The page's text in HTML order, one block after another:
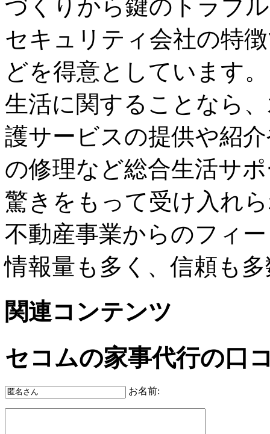
づくりから鍵のトラブ
セキュリティ会社の特
どを得意としています。
生活に関することなら
護サービスの提供や紹
の修理など総合生活サ
驚きをもって受け入れ
不動産事業からのフィ
情報量も多く、信頼も
関連コンテンツ
セコムの家事代行の口
お名前: